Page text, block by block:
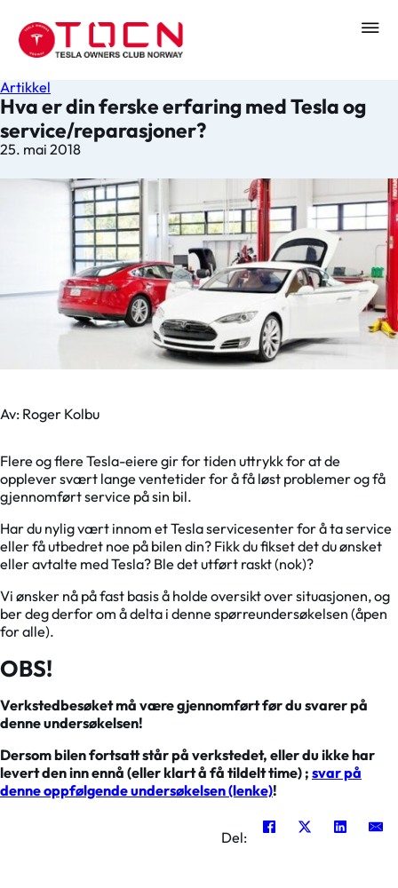
Hva er din ferske erfaring med Tesla og
service/reparasjoner?
Artikkel
25. mai 2018
Av: Roger Kolbu
Flere og flere Tesla-eiere gir for tiden uttrykk for at de
opplever svært lange ventetider for å få løst problemer og få
gjennomført service på sin bil.
Har du nylig vært innom et Tesla servicesenter for å ta service
eller få utbedret noe på bilen din? Fikk du fikset det du ønsket
eller avtalte med Tesla? Ble det utført raskt (nok)?
Vi ønsker nå på fast basis å holde oversikt over situasjonen, og
ber deg derfor om å delta i denne spørreundersøkelsen (åpen
for alle).
OBS!
Verkstedbesøket må være gjennomført før du svarer på
denne undersøkelsen!
Dersom bilen fortsatt står på verkstedet, eller du ikke har
levert den inn ennå (eller klart å få tildelt time) ; svar på
denne oppfølgende undersøkelsen (lenke)!
Del: